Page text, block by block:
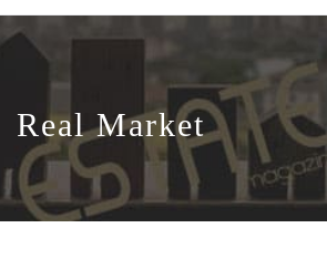
Real Market